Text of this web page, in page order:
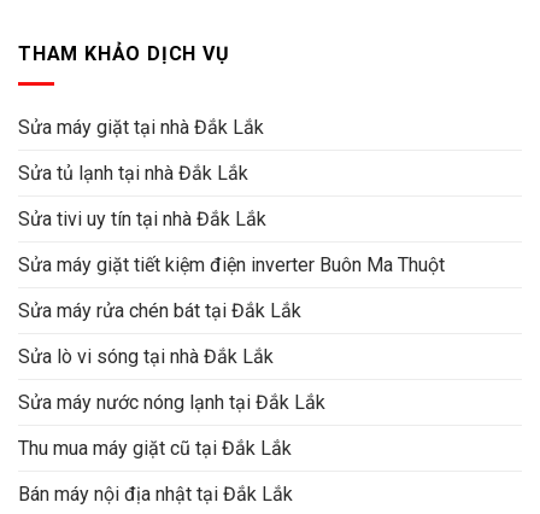
THAM KHẢO DỊCH VỤ
Sửa máy giặt tại nhà Đắk Lắk
Sửa tủ lạnh tại nhà Đắk Lắk
Sửa tivi uy tín tại nhà Đắk Lắk
Sửa máy giặt tiết kiệm điện inverter Buôn Ma Thuột
Sửa máy rửa chén bát tại Đắk Lắk
Sửa lò vi sóng tại nhà Đắk Lắk
Sửa máy nước nóng lạnh tại Đắk Lắk
Thu mua máy giặt cũ tại Đắk Lắk
Bán máy nội địa nhật tại Đắk Lắk